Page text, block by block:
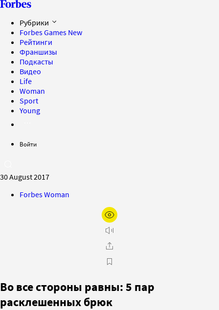
Рубрики
Forbes Games New
Рейтинги
Франшизы
Подкасты
Видео
Life
Woman
Sport
Young
Войти
30 August 2017
Forbes Woman
Во все стороны равны: 5 пар
расклешенных брюк